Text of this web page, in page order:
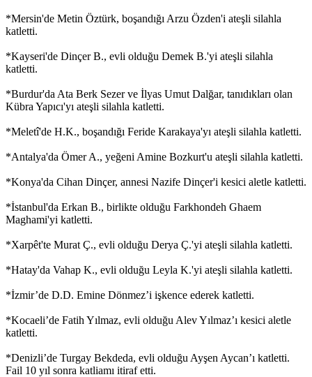
*Mersin'de Metin Öztürk, boşandığı Arzu Özden'i ateşli silahla
katletti.
*Kayseri'de Dinçer B., evli olduğu Demek B.'yi ateşli silahla
katletti.
*Burdur'da Ata Berk Sezer ve İlyas Umut Dalğar, tanıdıkları olan
Kübra Yapıcı'yı ateşli silahla katletti.
*Meletî'de H.K., boşandığı Feride Karakaya'yı ateşli silahla katletti.
*Antalya'da Ömer A., yeğeni Amine Bozkurt'u ateşli silahla katletti.
*Konya'da Cihan Dinçer, annesi Nazife Dinçer'i kesici aletle katletti.
*İstanbul'da Erkan B., birlikte olduğu Farkhondeh Ghaem
Maghami'yi katletti.
*Xarpêt'te Murat Ç., evli olduğu Derya Ç.'yi ateşli silahla katletti.
*Hatay'da Vahap K., evli olduğu Leyla K.'yi ateşli silahla katletti.
*İzmir’de D.D. Emine Dönmez’i işkence ederek katletti.
*Kocaeli’de Fatih Yılmaz, evli olduğu Alev Yılmaz’ı kesici aletle
katletti.
*Denizli’de Turgay Bekdeda, evli olduğu Ayşen Aycan’ı katletti.
Fail 10 yıl sonra katliamı itiraf etti.